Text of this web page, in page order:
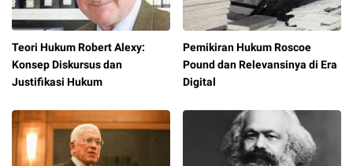
Teori Hukum Robert Alexy:
Konsep Diskursus dan
Justifikasi Hukum
Pemikiran Hukum Roscoe
Pound dan Relevansinya di Era
Digital